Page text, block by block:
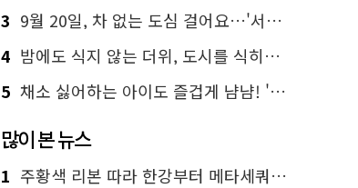
3 9월 20일, 차 없는 도심 걸어요…'서울 걷자 페스티벌' 선착순 5천명
4 밤에도 식지 않는 더위, 도시를 식히는 시원한 해법은?
5 채소 싫어하는 아이도 즐겁게 냠냠! '찾아가는 서울시 식생활 교육' 현장
많이 본 뉴스
1 주황색 리본 따라 한강부터 메타세쿼이아 숲길까지…서울둘레길 15코스